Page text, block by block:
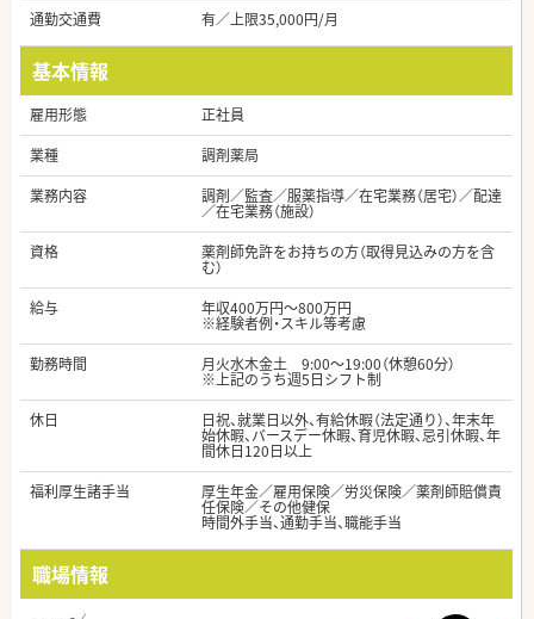
通勤交通費
有／上限35,000円/月
基本情報
雇用形態
正社員
業種
調剤薬局
業務内容
調剤／監査／服薬指導／在宅業務（居宅）／配達
／在宅業務（施設）
資格
薬剤師免許をお持ちの方（取得見込みの方を含
む）
給与
年収400万円～800万円
※経験者例・スキル等考慮
勤務時間
月火水木金土 9:00～19:00（休憩60分）
※上記のうち週5日シフト制
休日
日祝、就業日以外、有給休暇（法定通り）、年末年
始休暇、バースデー休暇、育児休暇、忌引休暇、年
間休日120日以上
福利厚生諸手当
厚生年金／雇用保険／労災保険／薬剤師賠償責
任保険／その他健保
時間外手当、通勤手当、職能手当
職場情報